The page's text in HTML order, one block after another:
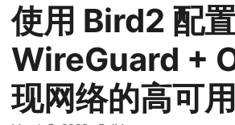
使用 Bird2 配
WireGuard +
现网络的高可用